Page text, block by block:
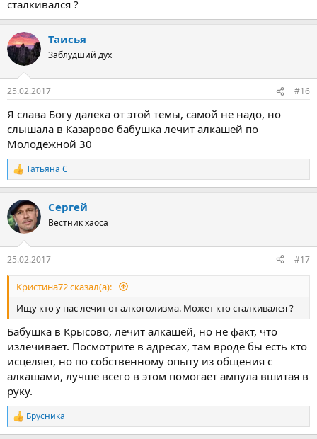
сталкивался ?
Таисья
Заблудший дух
25.02.2017 #16
Я слава Богу далека от этой темы, самой не надо, но
слышала в Казарово бабушка лечит алкашей по
Молодежной 30
Р
е
к
ц
и
Татьяна С
Сергей
Вестник хаоса
25.02.2017 #17
Кристина72 сказал(а):
Ищу кто у нас лечит от алкоголизма. Может кто сталкивался ?
Бабушка в Крысово, лечит алкашей, но не факт, что
излечивает. Посмотрите в адресах, там вроде бы есть кто
исцеляет, но по собственному опыту из общения с
алкашами, лучше всего в этом помогает ампула вшитая в
руку.
Р
е
Брусника